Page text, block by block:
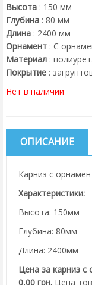
Высота : 150 мм
Глубина : 80 мм
Длина : 2400 мм
Орнамент : С
Материал :
Покрытие :
Нет в наличии
ОПИСАНИЕ
Карниз с
Характеристики:
Высота: 150мм
Глубина: 80мм
Длина: 2400мм
Цена за карниз
0,00 грн. Цена